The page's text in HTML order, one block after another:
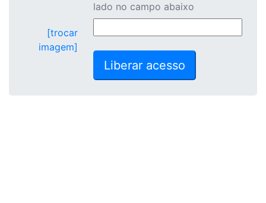
[trocar
imagem]
lado no campo abaixo